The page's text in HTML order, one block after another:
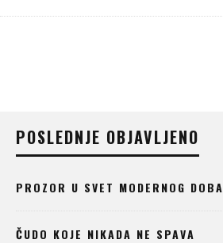
POSLEDNJE OBJAVLJENO
PROZOR U SVET MODERNOG DOBA
ČUDO KOJE NIKADA NE SPAVA